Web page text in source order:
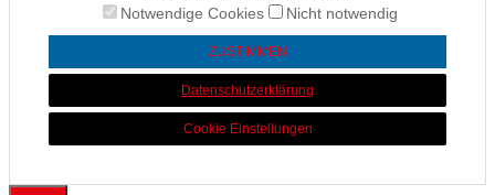
Notwendige Cookies
Nicht notwendig
ZUSTIMMEN
Datenschutzerklärung
Cookie Einstellungen